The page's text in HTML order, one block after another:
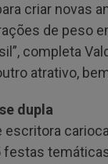
criar novas
de peso
completa
atrativo,
dupla